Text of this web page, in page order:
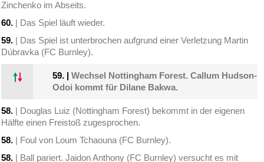
Zinchenko im Abseits.
60. | Das Spiel läuft wieder.
59. | Das Spiel ist unterbrochen aufgrund einer Verletzung Martin
Dúbravka (FC Burnley).
59. |Wechsel Nottingham Forest. Callum Hudson-
Odoi kommt für Dilane Bakwa.
58. | Douglas Luiz (Nottingham Forest) bekommt in der eigenen
Hälfte einen Freistoß zugesprochen.
58. | Foul von Loum Tchaouna (FC Burnley).
58. | Ball pariert. Jaidon Anthony (FC Burnley) versucht es mit